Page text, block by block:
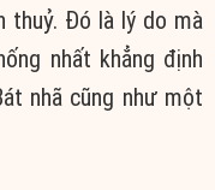
thuỷ. Đó là lý do mà
nhất khẳng định
nhã cũng như một